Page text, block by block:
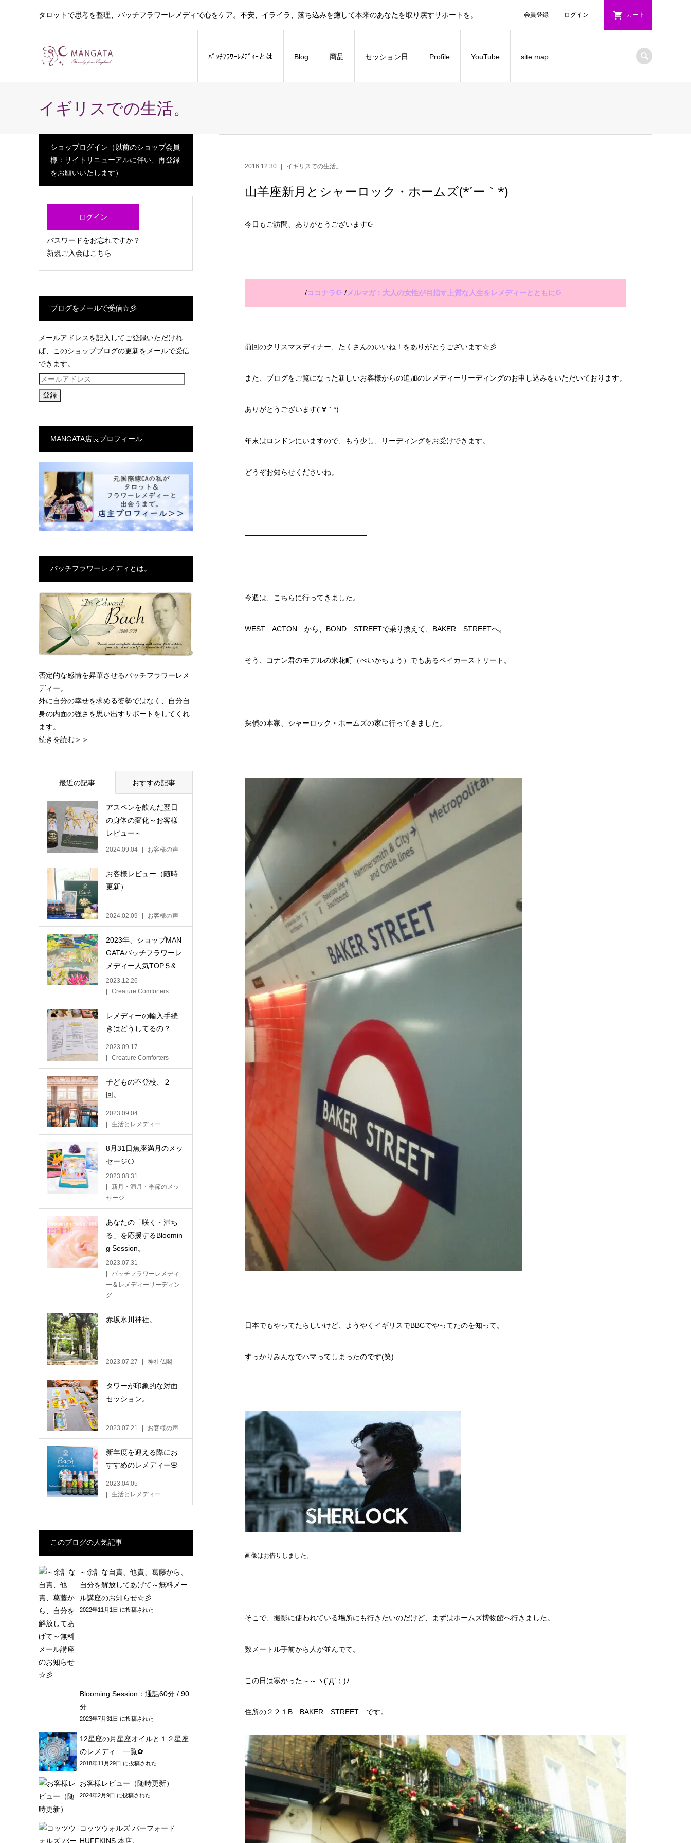
タロットで思考を整理、バッチフラワーレメディで心をケア。不安、イライラ、落ち込みを癒して本来のあなたを取り戻すサポートを。 会員登録 ログイン カート
ﾊﾞｯﾁﾌﾗﾜｰﾚﾒﾃﾞｨｰとは Blog 商品 セッション日 Profile YouTube site map
イギリスでの生活。
2016.12.30 イギリスでの生活。
山羊座新月とシャーロック・ホームズ(*´ー｀*)
今日もご訪問、ありがとうございます☪
/ココナラ☪ /メルマガ：大人の女性が目指す上質な人生をレメディーとともに☪
前回のクリスマスディナー、たくさんのいいね！をありがとうございます☆彡
また、ブログをご覧になった新しいお客様からの追加のレメディーリーディングのお申し込みをいただいております。
ありがとうございます(´∀｀*)
年末はロンドンにいますので、もう少し、リーディングをお受けできます。
どうぞお知らせくださいね。
—————————————————
今週は、こちらに行ってきました。
WEST ACTON から、BOND STREETで乗り換えて、BAKER STREETへ。
そう、コナン君のモデルの米花町（べいかちょう）でもあるベイカーストリート。
探偵の本家、シャーロック・ホームズの家に行ってきました。
日本でもやってたらしいけど、ようやくイギリスでBBCでやってたのを知って。
すっかりみんなでハマってしまったのです(笑)
画像はお借りしました。
そこで、撮影に使われている場所にも行きたいのだけど、まずはホームズ博物館へ行きました。
数メートル手前から人が並んでて。
この日は寒かった～～ヽ(´Д`；)ﾉ
住所の２２１B BAKER STREET です。
ショップログイン（以前のショップ会員
様：サイトリニューアルに伴い、再登録
をお願いいたします）
ログイン
パスワードをお忘れですか？
新規ご入会はこちら
ブログをメールで受信☆彡
メールアドレスを記入してご登録いただけれ
ば、このショップブログの更新をメールで受信
できます。
メ
ー
MANGATA店長プロフィール
バッチフラワーレメディとは。
否定的な感情を昇華させるバッチフラワーレメ
ディー。
外に自分の幸せを求める姿勢ではなく、自分自
身の内面の強さを思い出すサポートをしてくれ
ます。
続きを読む＞＞
最近の記事 おすすめ記事
アスペンを飲んだ翌日
の身体の変化～お客様
レビュー～
2024.09.04 お客様の声
お客様レビュー（随時
更新）
2024.02.09 お客様の声
2023年、ショップMAN
GATAバッチフラワーレ
メディー人気TOP５&...
2023.12.26
Creature Comforters
レメディーの輸入手続
きはどうしてるの？
2023.09.17
Creature Comforters
子どもの不登校、２
回。
2023.09.04
生活とレメディー
8月31日魚座満月のメッ
セージ🌕
2023.08.31
新月・満月・季節のメッ
セージ
あなたの「咲く・満ち
る」を応援するBloomin
g Session。
2023.07.31
バッチフラワーレメディ
ー＆レメディーリーディン
グ
赤坂氷川神社。
2023.07.27 神社仏閣
タワーが印象的な対面
セッション。
2023.07.21 お客様の声
新年度を迎える際にお
すすめのレメディー🌸
2023.04.05
生活とレメディー
このブログの人気記事
～余計な自責、他責、葛藤から、
自分を解放してあげて～無料メー
ル講座のお知らせ☆彡
2022年11月1日 に投稿された
Blooming Session：通話60分 / 90
分
2023年7月31日 に投稿された
12星座の月星座オイルと１２星座
のレメディ 一覧✿
お客様レビュー（随時更新）
コッツウォルズ バーフォード